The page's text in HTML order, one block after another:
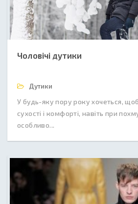
Чоловічі дутики
Дутики
У будь-яку пору року хочеться,
сухості і комфорті, навіть при
особливо...